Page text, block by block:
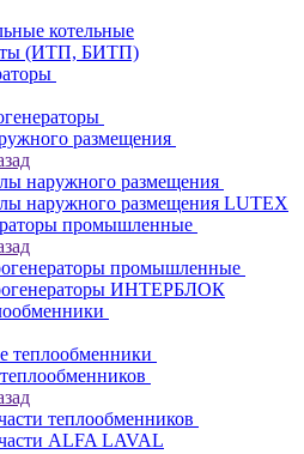
котельные
(ИТП, БИТП)
размещения
наружного размещения
наружного размещения LUTEX
промышленные
промышленные
ИНТЕРБЛОК
теплообменники
теплообменников
ALFA LAVAL